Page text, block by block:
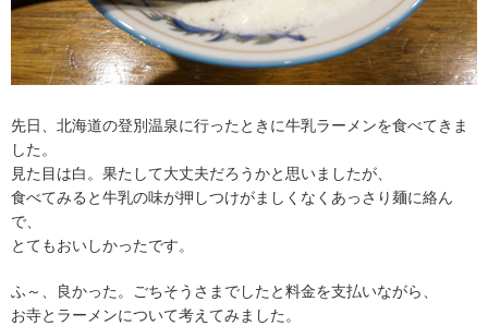
先日、北海道の登別温泉に行ったときに牛乳ラーメンを食べてきま
した。
見た目は白。果たして大丈夫だろうかと思いましたが、
食べてみると牛乳の味が押しつけがましくなくあっさり麺に絡ん
で、
とてもおいしかったです。
ふ～、良かった。ごちそうさまでしたと料金を支払いながら、
お寺とラーメンについて考えてみました。